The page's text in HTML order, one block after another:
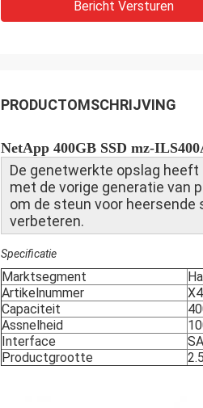
Bericht Versturen
PRODUCTOMSCHRIJVING
NetApp 400GB SSD mz-
De genetwerkte opslag
met de vorige generatie van
om de steun voor
verbeteren.
Specificatie
Marktsegment
Artikelnummer
Capaciteit
Assnelheid
Interface
Productgrootte
2.5